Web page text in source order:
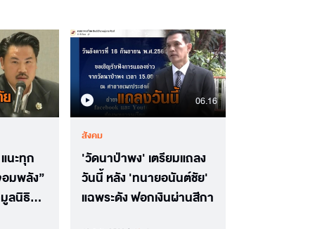
นะทุก
มพลัง”
ลนิธิทำ
06.16
สังคม
'วัดนาป่าพง' เตรียมแถลง
วันนี้ หลัง 'ทนายอนันต์ชัย'
แฉพระดัง ฟอกเงินผ่านสีกา